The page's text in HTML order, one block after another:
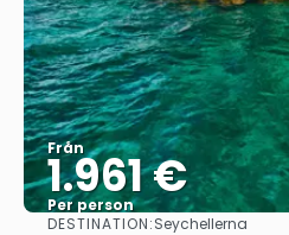
Från
1.961 €
Per person
DESTINATION:Seychellerna